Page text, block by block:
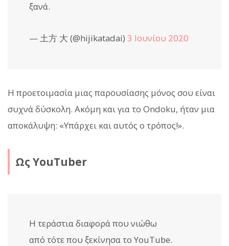
ξανά.
— 土方 大 (@hijikatadai) 3 Ιουνίου 2020
Η προετοιμασία μιας παρουσίασης μόνος σου είναι
συχνά δύσκολη. Ακόμη και για το Ondoku, ήταν μια
αποκάλυψη: «Υπάρχει και αυτός ο τρόπος!».
Ως YouTuber
Η τεράστια διαφορά που νιώθω
από τότε που ξεκίνησα το YouTube.